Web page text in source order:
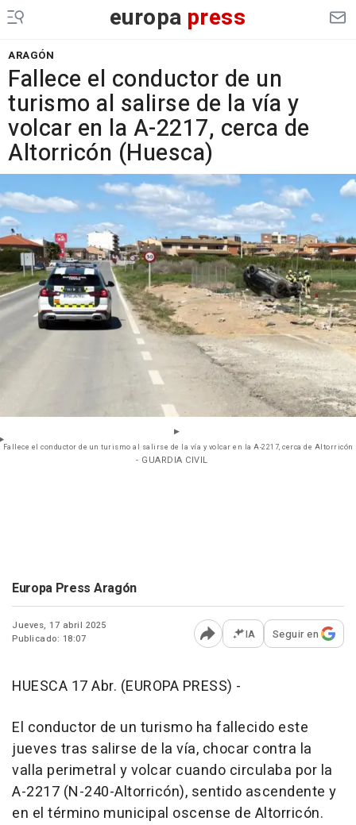
europa press
ARAGÓN
Fallece el conductor de un
turismo al salirse de la vía y
volcar en la A-2217, cerca de
Altorricón (Huesca)
Fallece el conductor de un turismo al salirse de la vía y volcar en la A-2217, cerca de Altorricón
- GUARDIA CIVIL
Europa Press Aragón
Jueves, 17 abril 2025
Publicado: 18:07
Abrir opciones para
IA Seguir en
HUESCA 17 Abr. (EUROPA PRESS) -
El conductor de un turismo ha fallecido este
jueves tras salirse de la vía, chocar contra la
valla perimetral y volcar cuando circulaba por la
A-2217 (N-240-Altorricón), sentido ascendente y
en el término municipal oscense de Altorricón.